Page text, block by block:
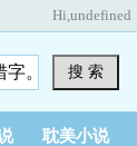
Hi,undefined
搜 索
耽美小说